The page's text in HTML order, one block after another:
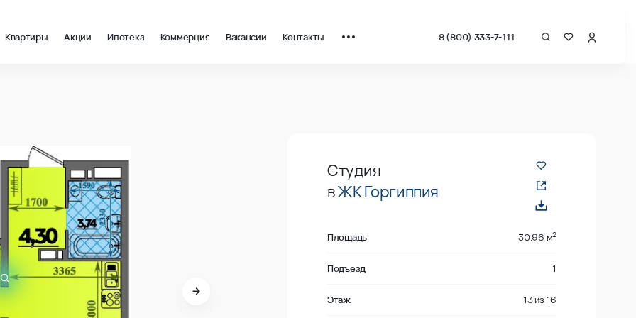
Квартиры Акции Ипотека Коммерция Вакансии Контакты 8 (800) 333-7-111
Студия
вЖК Горгиппия
Площадь 30.96 м2
Подъезд 1
Этаж 13из 16